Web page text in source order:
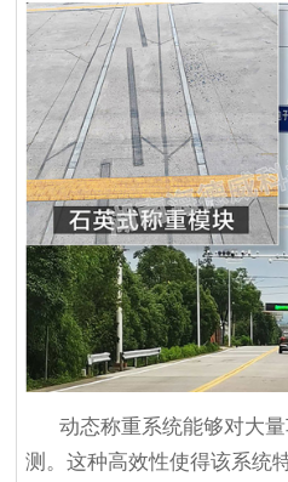
动态称重系统能够对大
测。这种高效性使得该系统